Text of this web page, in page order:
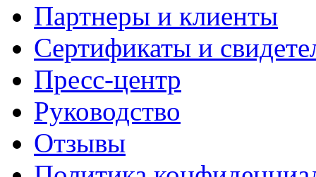
Партнеры и клиенты
Сертификаты и
Пресс-центр
Руководство
Отзывы